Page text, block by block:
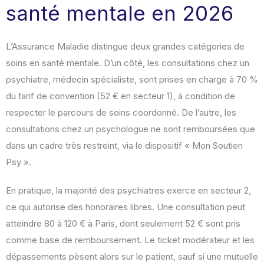
santé mentale en 2026
L’Assurance Maladie distingue deux grandes catégories de
soins en santé mentale. D’un côté, les consultations chez un
psychiatre, médecin spécialiste, sont prises en charge à 70 %
du tarif de convention (52 € en secteur 1), à condition de
respecter le parcours de soins coordonné. De l’autre, les
consultations chez un psychologue ne sont remboursées que
dans un cadre très restreint, via le dispositif « Mon Soutien
Psy ».
En pratique, la majorité des psychiatres exerce en secteur 2,
ce qui autorise des honoraires libres. Une consultation peut
atteindre 80 à 120 € à Paris, dont seulement 52 € sont pris
comme base de remboursement. Le ticket modérateur et les
dépassements pèsent alors sur le patient, sauf si une mutuelle